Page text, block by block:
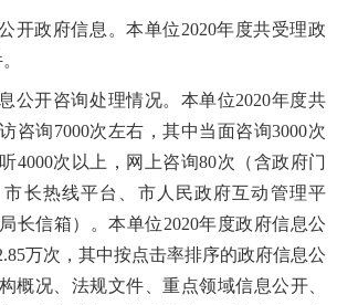
开政府信息。本单位2020年度共受理政
公开咨询处理情况。本单位2020年度共
咨询7000次左右，其中当面咨询3000次
4000次以上，网上咨询80次（含政府门
市长热线平台、市人民政府互动管理平
长信箱）。本单位2020年度政府信息公
万次，其中按点击率排序的政府信息公
概况、法规文件、重点领域信息公开、